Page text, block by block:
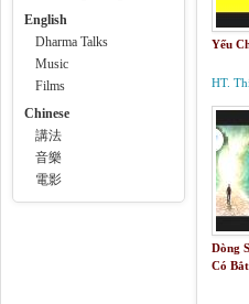
English
Dharma Talks
Music
Films
Chinese
講法
音樂
電影
Yếu
HT.
Dòng
Có